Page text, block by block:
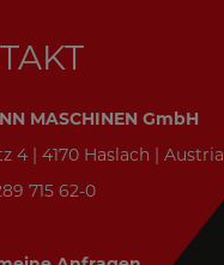
MASCHINEN GmbH
4 | 4170 Haslach | Austria
715 62-0